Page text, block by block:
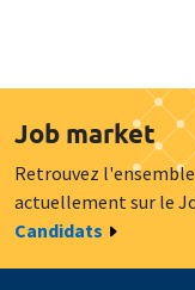
Job market
Retrouvez
actuellement sur le
Candidats